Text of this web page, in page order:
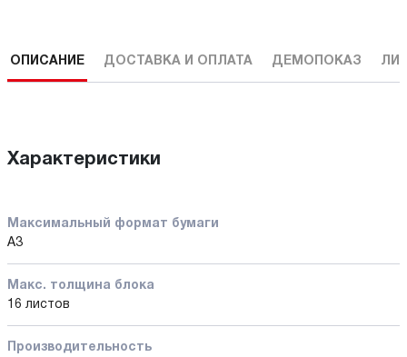
ОПИСАНИЕ ДОСТАВКА И ОПЛАТА ДЕМОПОКАЗ
Характеристики
Максимальный формат бумаги
A3
Макс. толщина блока
16 листов
Производительность